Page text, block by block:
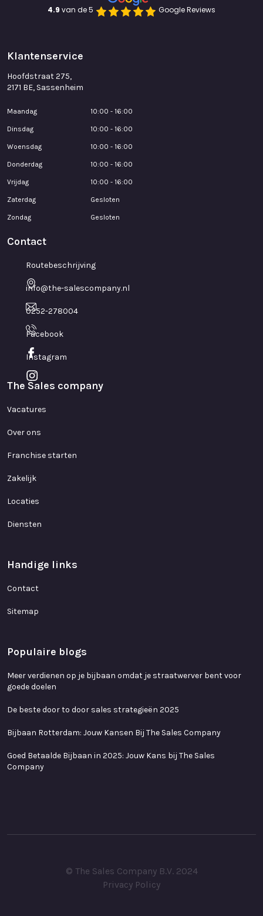
4.9 van de 5 Google Reviews
Klantenservice
Hoofdstraat 275,
2171 BE, Sassenheim
Maandag 10:00 - 16:00
Dinsdag 10:00 - 16:00
Woensdag 10:00 - 16:00
Donderdag 10:00 - 16:00
Vrijdag 10:00 - 16:00
Zaterdag Gesloten
Zondag Gesloten
Contact
Routebeschrijving
info@the-salescompany.nl
0252-278004
Facebook
Instagram
The Sales company
Vacatures
Over ons
Franchise starten
Zakelijk
Locaties
Diensten
Handige links
Contact
Sitemap
Populaire blogs
Meer verdienen op je bijbaan omdat je straatwerver bent voor
goede doelen
De beste door to door sales strategieën 2025
Bijbaan Rotterdam: Jouw Kansen Bij The Sales Company
Goed Betaalde Bijbaan in 2025: Jouw Kans bij The Sales
Company
© The Sales Company B.V. 2024
Privacy Policy